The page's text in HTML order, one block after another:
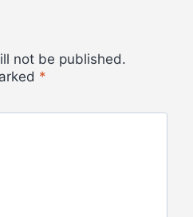
not be published.
*